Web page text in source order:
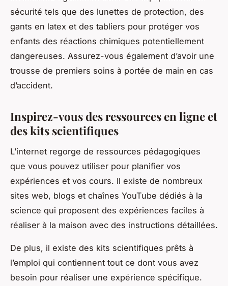
sécurité tels que des lunettes de protection, des
gants en latex et des tabliers pour protéger vos
enfants des réactions chimiques potentiellement
dangereuses. Assurez-vous également d’avoir une
trousse de premiers soins à portée de main en cas
d’accident.
Inspirez-vous des ressources en ligne et
des kits scientifiques
L’internet regorge de ressources pédagogiques
que vous pouvez utiliser pour planifier vos
expériences et vos cours. Il existe de nombreux
sites web, blogs et chaînes YouTube dédiés à la
science qui proposent des expériences faciles à
réaliser à la maison avec des instructions détaillées.
De plus, il existe des kits scientifiques prêts à
l’emploi qui contiennent tout ce dont vous avez
besoin pour réaliser une expérience spécifique.